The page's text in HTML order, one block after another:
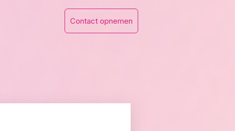
Contact opnemen